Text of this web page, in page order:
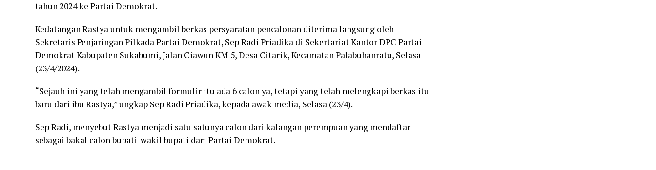
tahun 2024 ke Partai Demokrat.
Kedatangan Rastya untuk mengambil berkas persyaratan pencalonan diterima langsung oleh
Sekretaris Penjaringan Pilkada Partai Demokrat, Sep Radi Priadika di Sekertariat Kantor DPC Partai
Demokrat Kabupaten Sukabumi, Jalan Ciawun KM 5, Desa Citarik, Kecamatan Palabuhanratu, Selasa
(23/4/2024).
“Sejauh ini yang telah mengambil formulir itu ada 6 calon ya, tetapi yang telah melengkapi berkas itu
baru dari ibu Rastya,” ungkap Sep Radi Priadika, kepada awak media, Selasa (23/4).
Sep Radi, menyebut Rastya menjadi satu satunya calon dari kalangan perempuan yang mendaftar
sebagai bakal calon bupati-wakil bupati dari Partai Demokrat.